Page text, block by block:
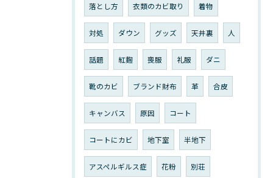
落とし方 衣類のカビ取り 着物
対処 ダウン グッズ 天井裏 人
話題 紅麴 喪服 礼服 ダニ
靴のカビ ブランド財布 革 合皮
キャンバス 原因 コート
コートにカビ 地下室 半地下
アスペルギルス症 花粉 別荘